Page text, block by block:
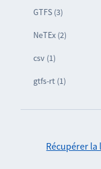
GTFS (3)
NeTEx (2)
csv (1)
gtfs-rt (1)
Récupérer la